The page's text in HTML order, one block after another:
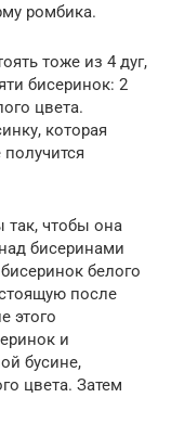
ромбика.
тоже из 4 дуг,
бисеринок: 2
цвета.
которая
так, чтобы она
бисеринами
белого
после
этого
и
бусине,
цвета. Затем